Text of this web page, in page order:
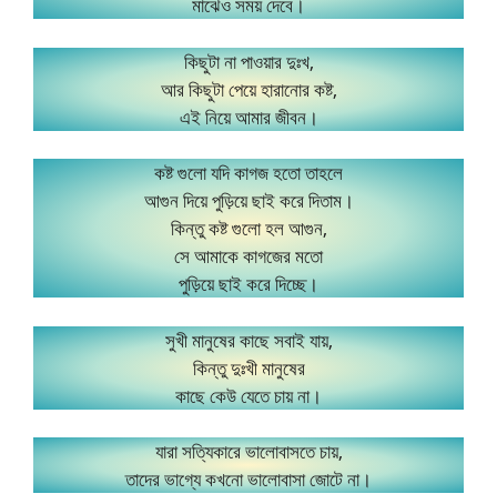
কিছুটা না পাওয়ার দুঃখ,
আর কিছুটা পেয়ে হারানোর কষ্ট,
এই নিয়ে আমার জীবন।
কষ্ট গুলো যদি কাগজ হতো তাহলে
আগুন দিয়ে পুড়িয়ে ছাই করে দিতাম।
কিন্তু কষ্ট গুলো হল আগুন,
সে আমাকে কাগজের মতো
পুড়িয়ে ছাই করে দিচ্ছে।
সুখী মানুষের কাছে সবাই যায়,
কিন্তু দুঃখী মানুষের
কাছে কেউ যেতে চায় না।
যারা সত্যিকারে ভালোবাসতে চায়,
তাদের ভাগ্যে কখনো ভালোবাসা জোটে না।